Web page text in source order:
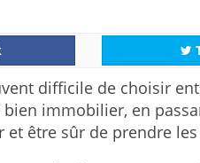
difficile de choisir
bien immobilier, en
être sûr de prendre